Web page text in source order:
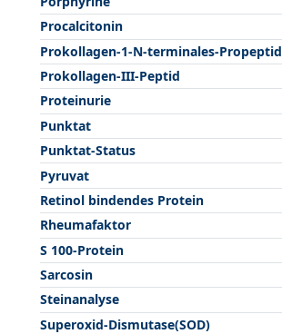
Procalcitonin
Prokollagen-1-N-terminales-Propeptid
Prokollagen-III-Peptid
Proteinurie
Punktat
Punktat-Status
Pyruvat
Retinol bindendes Protein
Rheumafaktor
S 100-Protein
Sarcosin
Steinanalyse
Superoxid-Dismutase(SOD)